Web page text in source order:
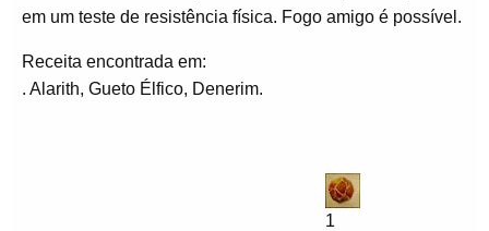
em um teste de resistência física. Fogo amigo é possível.
Receita encontrada em:
. Alarith, Gueto Élfico, Denerim.
1